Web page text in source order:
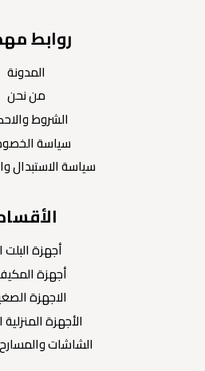
روابط
المدونة
من نحن
الشروط
سياسة
سياسة الاستبدال
أجهزة
أجهزة
الاجهزة
الأجهزة المنزلية
الشاشات والمسارح